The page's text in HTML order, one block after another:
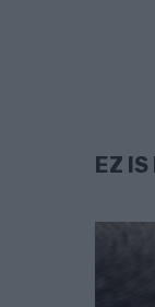
EZ IS